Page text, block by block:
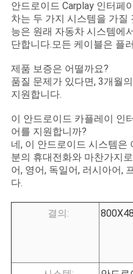
안드로이드 Carplay 인터페
차는 두 가지 시스템을 가질
능은 원래 자동차 시스템에
단합니다.모든 케이블은 플
제품 보증은 어떨까요?
품질 문제가 있다면, 3개월
지원합니다.
이 안드로이드 카플레이 인
어를 지원합니까?
네, 이 안드로이드 시스템은
분의 휴대전화와 마찬가지
어, 영어, 독일어, 러시아어,
다.
결의: